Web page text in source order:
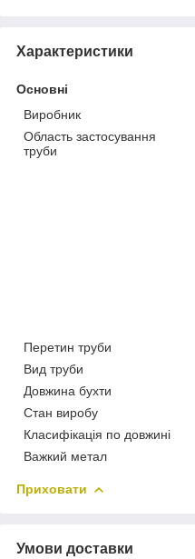
Характеристики
Основні
Виробник
Область застосування
труби
Перетин труби
Вид труби
Довжина бухти
Стан виробу
Класифікація по довжині
Важкий метал
Приховати
Умови доставки